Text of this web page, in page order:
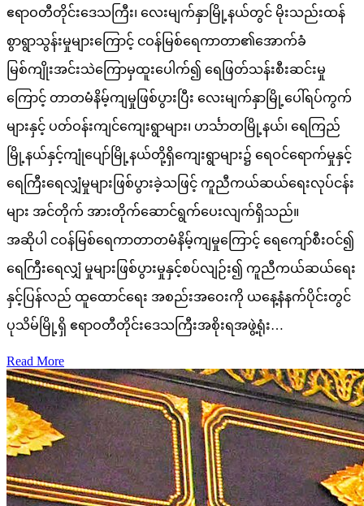
ဧရာဝတီတိုင်းဒေသကြီး၊ လေးမျက်နှာမြို့နယ်တွင် မိုးသည်းထန်
စွာရွာသွန်းမှုများကြောင့် ငဝန်မြစ်ရေကာတာ၏အောက်ခံ
မြစ်ကျိုးအင်းသဲကြောမှထူးပေါက်၍ ရေဖြတ်သန်းစီးဆင်းမှု
ကြောင့် တာတမံနိမ့်ကျမှုဖြစ်ပွားပြီး လေးမျက်နှာမြို့ပေါ်ရပ်ကွက်
များနှင့် ပတ်ဝန်းကျင်ကျေးရွာများ၊ ဟင်္သာတမြို့နယ်၊ ရေကြည်
မြို့နယ်နှင့်ကျုံပျော်မြို့နယ်တို့ရှိကျေးရွာများ၌ ရေဝင်ရောက်မှုနှင့်
ရေကြီးရေလျှံမှုများဖြစ်ပွားခဲ့သဖြင့် ကူညီကယ်ဆယ်ရေးလုပ်ငန်း
များ အင်တိုက် အားတိုက်ဆောင်ရွက်ပေးလျက်ရှိသည်။
အဆိုပါ ငဝန်မြစ်ရေကာတာတမံနိမ့်ကျမှုကြောင့် ရေကျော်စီးဝင်၍
ရေကြီးရေလျှံ မှုများဖြစ်ပွားမှုနှင့်စပ်လျဉ်း၍ ကူညီကယ်ဆယ်ရေး
နှင့်ပြန်လည် ထူထောင်ရေး အစည်းအဝေးကို ယနေ့နံနက်ပိုင်းတွင်
ပုသိမ်မြို့ရှိ ဧရာဝတီတိုင်းဒေသကြီးအစိုးရအဖွဲ့ရုံး…
Read More